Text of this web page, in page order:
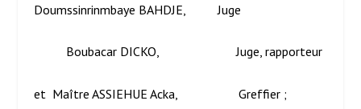
Doumssinrinmbaye BAHDJE, Juge
Boubacar DICKO, Juge, rapporteur
et Maître ASSIEHUE Acka, Greffier ;